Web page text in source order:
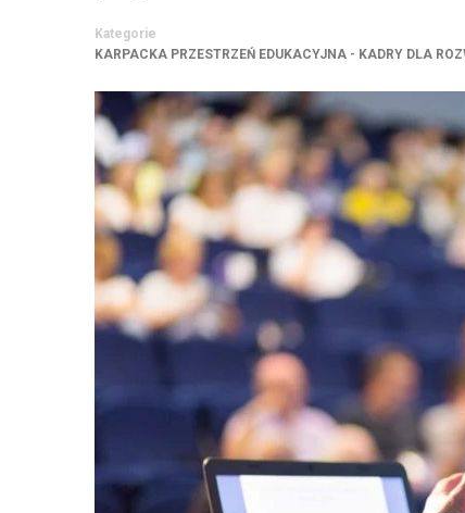
Kategorie
KARPACKA PRZESTRZEŃ EDUKACYJNA - KADRY DLA